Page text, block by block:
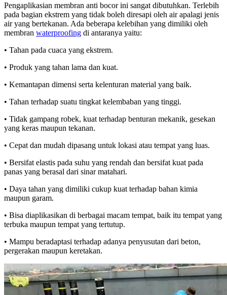
Pengaplikasian membran anti bocor ini sangat dibutuhkan. Terlebih
pada bagian ekstrem yang tidak boleh diresapi oleh air apalagi jenis
air yang bertekanan. Ada beberapa kelebihan yang dimiliki oleh
membran waterproofing di antaranya yaitu:
• Tahan pada cuaca yang ekstrem.
• Produk yang tahan lama dan kuat.
• Kemantapan dimensi serta kelenturan material yang baik.
• Tahan terhadap suatu tingkat kelembaban yang tinggi.
• Tidak gampang robek, kuat terhadap benturan mekanik, gesekan
yang keras maupun tekanan.
• Cepat dan mudah dipasang untuk lokasi atau tempat yang luas.
• Bersifat elastis pada suhu yang rendah dan bersifat kuat pada
panas yang berasal dari sinar matahari.
• Daya tahan yang dimiliki cukup kuat terhadap bahan kimia
maupun garam.
• Bisa diaplikasikan di berbagai macam tempat, baik itu tempat yang
terbuka maupun tempat yang tertutup.
• Mampu beradaptasi terhadap adanya penyusutan dari beton,
pergerakan maupun keretakan.